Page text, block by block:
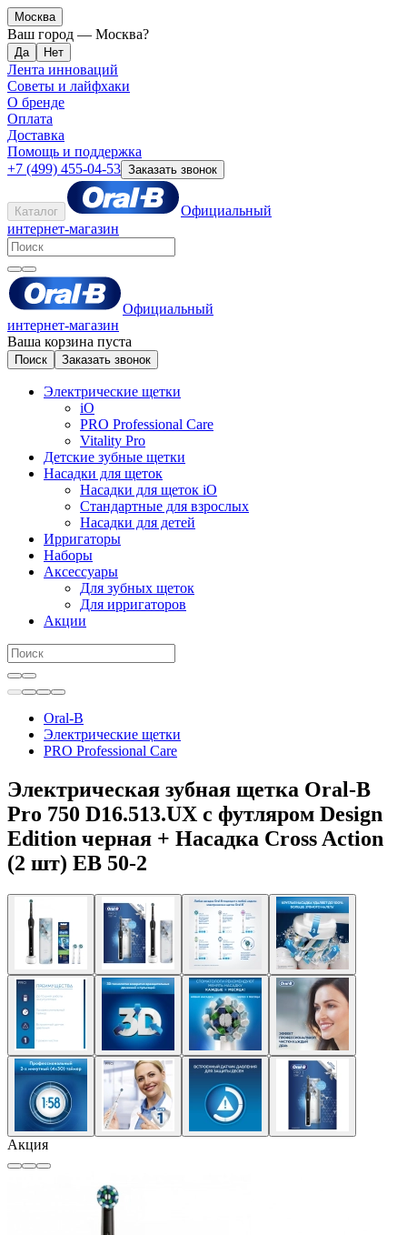
Москва
Ваш город — Москва?
Лента инноваций
Советы и лайфхаки
О бренде
Оплата
Доставка
Помощь и поддержка
+7 (499) 455-04-53 Заказать звонок
Каталог
Официальный
интернет-магазин
Официальный
интернет-магазин
Ваша корзина пуста
Поиск Заказать звонок
Электрические щетки
iO
PRO Professional Care
Vitality Pro
Детские зубные щетки
Насадки для щеток
Насадки для щеток iO
Стандартные для взрослых
Насадки для детей
Ирригаторы
Наборы
Аксессуары
Для зубных щеток
Для ирригаторов
Акции
Oral-B
Электрические щетки
PRO Professional Care
Электрическая зубная щетка Oral-B
Pro 750 D16.513.UX c футляром Design
Edition черная + Насадка Cross Action
(2 шт) EB 50-2
Акция